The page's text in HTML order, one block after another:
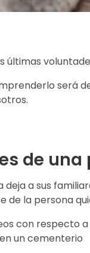
últimas
será
de una
a sus
la persona
con respecto
un cementerio